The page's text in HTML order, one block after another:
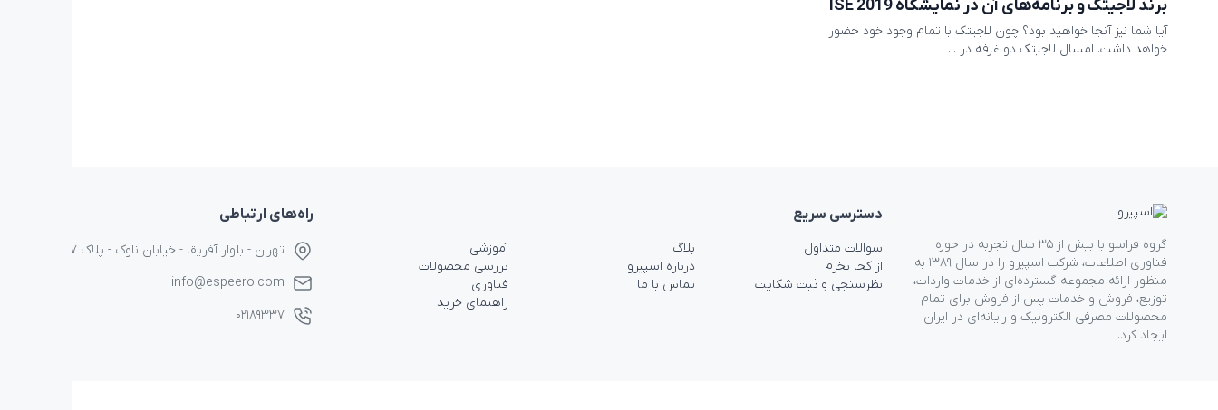
برند لاجیتک و برنامه‌های آن در نمایشگاه ISE 2019
آیا شما نیز آنجا خواهید بود؟ چون لاجیتک با تمام وجود خود حضور
خواهد داشت. امسال لاجیتک دو غرفه در ...
گروه فراسو با بیش از ۳۵ سال تجربه در حوزه
فناوری اطلاعات، شرکت اسپیرو را در سال ۱۳۸۹ به
منظور ارائه مجموعه گسترده‌ای از خدمات واردات،
توزیع، فروش و خدمات پس از فروش برای تمام
محصولات مصرفی الکترونیک و رایانه‌ای در ایران
ایجاد کرد.
دسترسی‌ سریع
سوالات متداول
از کجا بخرم
نظرسنجی و ثبت شکایت
بلاگ
درباره اسپیرو
تماس با ما
آموزشی
بررسی محصولات
فناوری
راهنمای خرید
راه‌های ارتباطی
تهران - بلوار آفریقا - خیابان ناوک - پلاک ۱۷
info@espeero.com
۰۲۱۸۹۳۳۷